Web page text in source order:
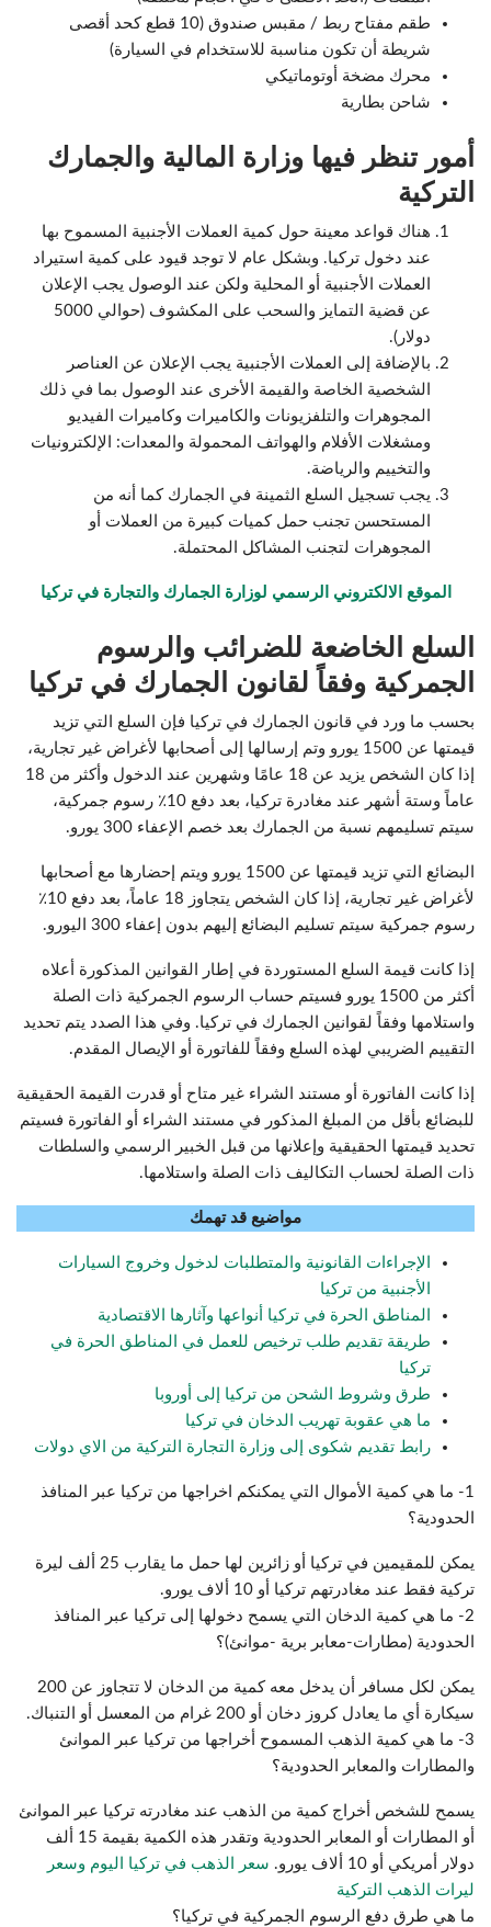
طقم مفتاح ربط / مقبس صندوق (10 قطع كحد أقصى
شريطة أن تكون مناسبة للاستخدام في السيارة)
محرك مضخة أوتوماتيكي
شاحن بطارية
أمور تنظر فيها وزارة المالية والجمارك
التركية
هناك قواعد معينة حول كمية العملات الأجنبية المسموح بها
عند دخول تركيا. وبشكل عام لا توجد قيود على كمية استيراد
العملات الأجنبية أو المحلية ولكن عند الوصول يجب الإعلان
عن قضية التمايز والسحب على المكشوف (حوالي 5000
دولار).
بالإضافة إلى العملات الأجنبية يجب الإعلان عن العناصر
الشخصية الخاصة والقيمة الأخرى عند الوصول بما في ذلك
المجوهرات والتلفزيونات والكاميرات وكاميرات الفيديو
ومشغلات الأفلام والهواتف المحمولة والمعدات: الإلكترونيات
والتخييم والرياضة.
يجب تسجيل السلع الثمينة في الجمارك كما أنه من
المستحسن تجنب حمل كميات كبيرة من العملات أو
المجوهرات لتجنب المشاكل المحتملة.
الموقع الالكتروني الرسمي لوزارة الجمارك والتجارة في تركيا
السلع الخاضعة للضرائب والرسوم
الجمركية وفقاً لقانون الجمارك في تركيا
بحسب ما ورد في قانون الجمارك في تركيا فإن السلع التي تزيد
قيمتها عن 1500 يورو وتم إرسالها إلى أصحابها لأغراض غير تجارية،
إذا كان الشخص يزيد عن 18 عامًا وشهرين عند الدخول وأكثر من 18
عاماً وستة أشهر عند مغادرة تركيا، بعد دفع 10٪ رسوم جمركية،
سيتم تسليمهم نسبة من الجمارك بعد خصم الإعفاء 300 يورو.
البضائع التي تزيد قيمتها عن 1500 يورو ويتم إحضارها مع أصحابها
لأغراض غير تجارية، إذا كان الشخص يتجاوز 18 عاماً، بعد دفع 10٪
رسوم جمركية سيتم تسليم البضائع إليهم بدون إعفاء 300 اليورو.
إذا كانت قيمة السلع المستوردة في إطار القوانين المذكورة أعلاه
أكثر من 1500 يورو فسيتم حساب الرسوم الجمركية ذات الصلة
واستلامها وفقاً لقوانين الجمارك في تركيا. وفي هذا الصدد يتم تحديد
التقييم الضريبي لهذه السلع وفقاً للفاتورة أو الإيصال المقدم.
إذا كانت الفاتورة أو مستند الشراء غير متاح أو قدرت القيمة الحقيقية
للبضائع بأقل من المبلغ المذكور في مستند الشراء أو الفاتورة فسيتم
تحديد قيمتها الحقيقية وإعلانها من قبل الخبير الرسمي والسلطات
ذات الصلة لحساب التكاليف ذات الصلة واستلامها.
مواضيع قد تهمك
الإجراءات القانونية والمتطلبات لدخول وخروج السيارات
الأجنبية من تركيا
المناطق الحرة في تركيا أنواعها وآثارها الاقتصادية
طريقة تقديم طلب ترخيص للعمل في المناطق الحرة في
تركيا
طرق وشروط الشحن من تركيا إلى أوروبا
ما هي عقوبة تهريب الدخان في تركيا
رابط تقديم شكوى إلى وزارة التجارة التركية من الاي دولات
1- ما هي كمية الأموال التي يمكنكم اخراجها من تركيا عبر المنافذ
الحدودية؟
يمكن للمقيمين في تركيا أو زائرين لها حمل ما يقارب 25 ألف ليرة
تركية فقط عند مغادرتهم تركيا أو 10 ألاف يورو.
2- ما هي كمية الدخان التي يسمح دخولها إلى تركيا عبر المنافذ
الحدودية (مطارات-معابر برية -موانئ)؟
يمكن لكل مسافر أن يدخل معه كمية من الدخان لا تتجاوز عن 200
سيكارة أي ما يعادل كروز دخان أو 200 غرام من المعسل أو التنباك.
3- ما هي كمية الذهب المسموح أخراجها من تركيا عبر الموانئ
والمطارات والمعابر الحدودية؟
يسمح للشخص أخراج كمية من الذهب عند مغادرته تركيا عبر الموانئ
أو المطارات أو المعابر الحدودية وتقدر هذه الكمية بقيمة 15 ألف
دولار أمريكي أو 10 ألاف يورو.
سعر الذهب في تركيا اليوم وسعر
ليرات الذهب التركية
ما هي طرق دفع الرسوم الجمركية في تركيا؟